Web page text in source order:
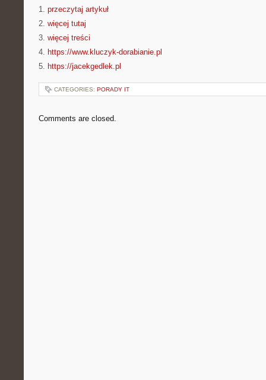
1. przeczytaj artykuł
2. więcej tutaj
3. więcej treści
4. https://www.kluczyk-dorabianie.pl
5. https://jacekgedlek.pl
CATEGORIES: PORADY IT
Comments are closed.